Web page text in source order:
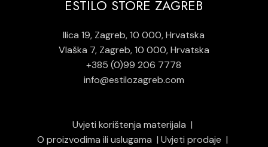
ESTILO STORE ZAGREB
Ilica 19, Zagreb, 10 000, Hrvatska
Vlaška 7, Zagreb, 10 000, Hrvatska
+385 (0)99 206 7778
info@estilozagreb.com
Uvjeti korištenja materijala
O proizvodima ili uslugama
Uvjeti prodaje